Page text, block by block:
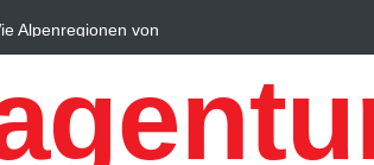
Alpenregionen von
Regionalökonomie im
Expertise